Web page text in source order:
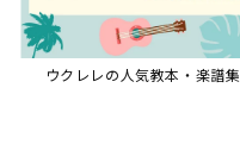
ウクレレの人気教本・楽譜集